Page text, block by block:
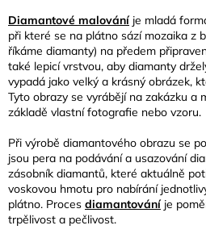
Diamantové malováníje mladá
při které se na plátno sází mozaika z
říkáme diamanty) na předem
také lepicí vrstvou, aby diamanty
vypadá jako velký a krásný obrázek,
Tyto obrazy se vyrábějí na zakázku a
základě vlastní fotografie nebo vzoru.
Při výrobě diamantového obrazu se
jsou pera na podávání a usazování
zásobník diamantů, které aktuálně
voskovou hmotu pro nabírání
plátno. Proces diamantováníje
trpělivost a pečlivost.